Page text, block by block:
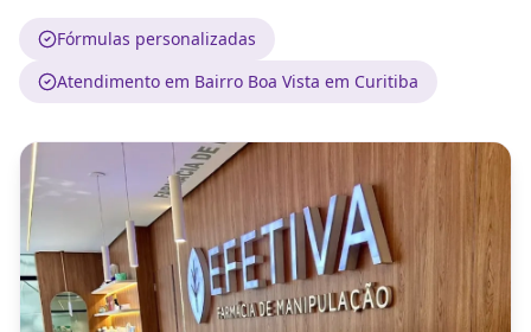
Fórmulas personalizadas
Atendimento em Bairro Boa Vista em Curitiba